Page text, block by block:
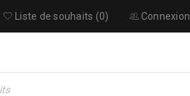
Connexion
Liste de souhaits (0)